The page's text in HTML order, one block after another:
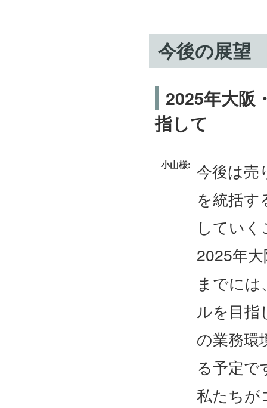
今後の展望
2025年大阪
指して
小山様: 今後は売
を統括す
してい
2025年
までに
ルを目
の業務環
る予定で
私たちが